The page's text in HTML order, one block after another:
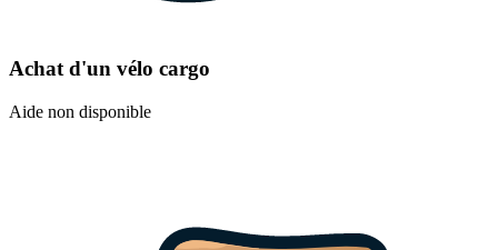
Achat d'un vélo cargo
Aide non disponible